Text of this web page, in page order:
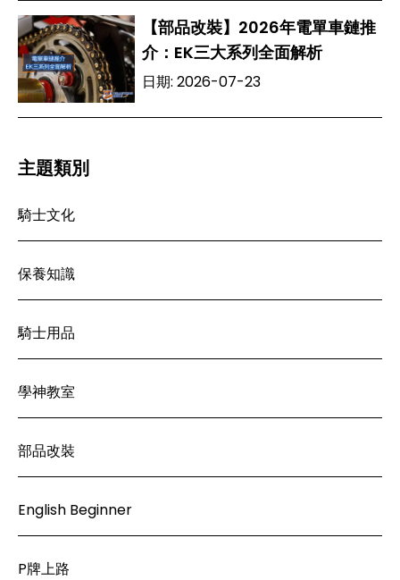
【部品改裝】2026年電單車鏈推
介：EK三大系列全面解析
日期: 2026-07-23
主題類別
騎士文化
保養知識
騎士用品
學神教室
部品改裝
English Beginner
P牌上路